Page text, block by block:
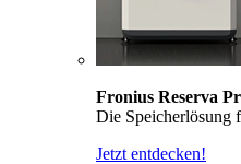
Fronius Reserva
Die Speicherlösung
Jetzt entdecken!